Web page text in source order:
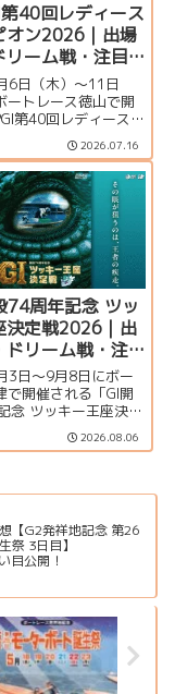
40回レディース
オン2026｜出場
リーム戦・注目
イベント情報
6日（木）～11日
ートレース徳山で開
第40回レディースチ
（女子王座決定戦）
ジです。出場選手一
ズ展望、ドリーム
ーター、水面特徴、
報まで詳しく紹介し
2026.07.16
74周年記念 ツッ
決定戦2026｜出
ドリーム戦・注
ー・イベント情
3日〜9月8日にボー
で開催される「GI開
念 ツッキー王座決定
ページです。出場選
リーズ展望、ドリー
2026.08.06
【G2発祥地記念 第26
祭 3日目】
目公開！